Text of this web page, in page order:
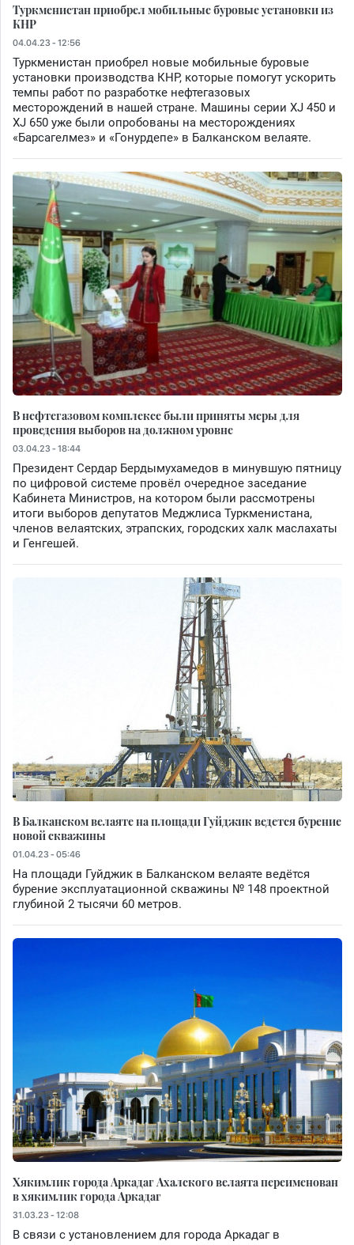
Туркменистан приобрел мобильные буровые установки из
КНР
04.04.23 - 12:56
Туркменистан приобрел новые мобильные буровые
установки производства КНР, которые помогут ускорить
темпы работ по разработке нефтегазовых
месторождений в нашей стране. Машины серии XJ 450 и
XJ 650 уже были опробованы на месторождениях
«Барсагелмез» и «Гонурдепе» в Балканском велаяте.
В нефтегазовом комплексе были приняты меры для
проведения выборов на должном уровне
03.04.23 - 18:44
Президент Сердар Бердымухамедов в минувшую пятницу
по цифровой системе провёл очередное заседание
Кабинета Министров, на котором были рассмотрены
итоги выборов депутатов Меджлиса Туркменистана,
членов велаятских, этрапских, городских халк маслахаты
и Генгешей.
В Балканском велаяте на площади Гуйджик ведется бурение
новой скважины
01.04.23 - 05:46
На площади Гуйджик в Балканском велаяте ведётся
бурение эксплуатационной скважины № 148 проектной
глубиной 2 тысячи 60 метров.
Хякимлик города Аркадаг Ахалского велаята переименован
в хякимлик города Аркадаг
31.03.23 - 12:08
В связи с установлением для города Аркадаг в